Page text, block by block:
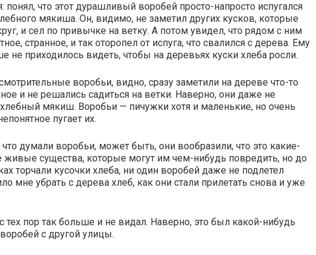
понял, что этот дурашливый воробей просто-напросто испугался
мякиша. Он, видимо, не заметил других кусков, которые
и сел по привычке на ветку. А потом увидел, что рядом с ним
странное, и так оторопел от испуга, что свалился с дерева. Ему
не приходилось видеть, чтобы на деревьях куски хлеба росли.
воробьи, видно, сразу заметили на дереве что-то
и не решались садиться на ветки. Наверно, они даже не
хлебный мякиш. Воробьи — пичужки хотя и маленькие, но очень
пугает их.
думали воробьи, может быть, они вообразили, что это какие-
существа, которые могут им чем-нибудь повредить, но до
торчали кусочки хлеба, ни один воробей даже не подлетел
мне убрать с дерева хлеб, как они стали прилетать снова и уже
тех пор так больше и не видал. Наверно, это был какой-нибудь
с другой улицы.